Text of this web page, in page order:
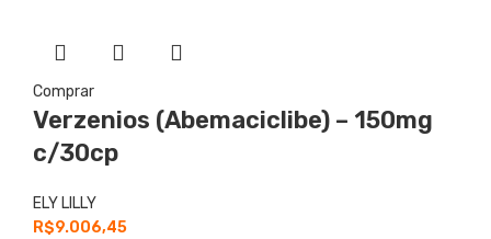
Comprar
Verzenios (Abemaciclibe) – 150mg
c/30cp
ELY LILLY
R$9.006,45